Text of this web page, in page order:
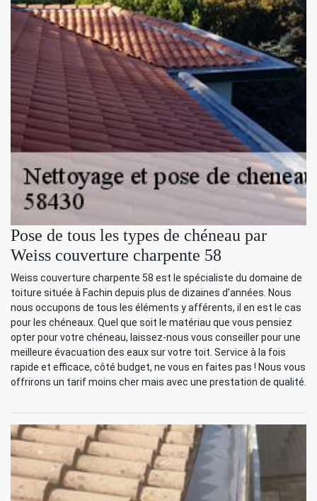
Pose de tous les types de chéneau par
Weiss couverture charpente 58
Weiss couverture charpente 58 est le spécialiste du domaine de
toiture située à Fachin depuis plus de dizaines d’années. Nous
nous occupons de tous les éléments y afférents, il en est le cas
pour les chéneaux. Quel que soit le matériau que vous pensiez
opter pour votre chéneau, laissez-nous vous conseiller pour une
meilleure évacuation des eaux sur votre toit. Service à la fois
rapide et efficace, côté budget, ne vous en faites pas ! Nous vous
offrirons un tarif moins cher mais avec une prestation de qualité.